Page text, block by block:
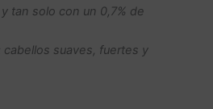
tan solo con un 0,7% de
suaves, fuertes y